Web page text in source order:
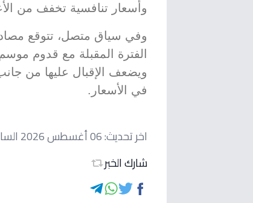
وأسعار تنافسية تخفف من
وفي سياق متصل، تتوقع
الفترة المقبلة مع قدوم
ويضعف الإقبال عليها من
في الأسعار.
اخر تحديث:06 أغسطس 2026 الساعة 03:06 مساءاً
شارك الخبر